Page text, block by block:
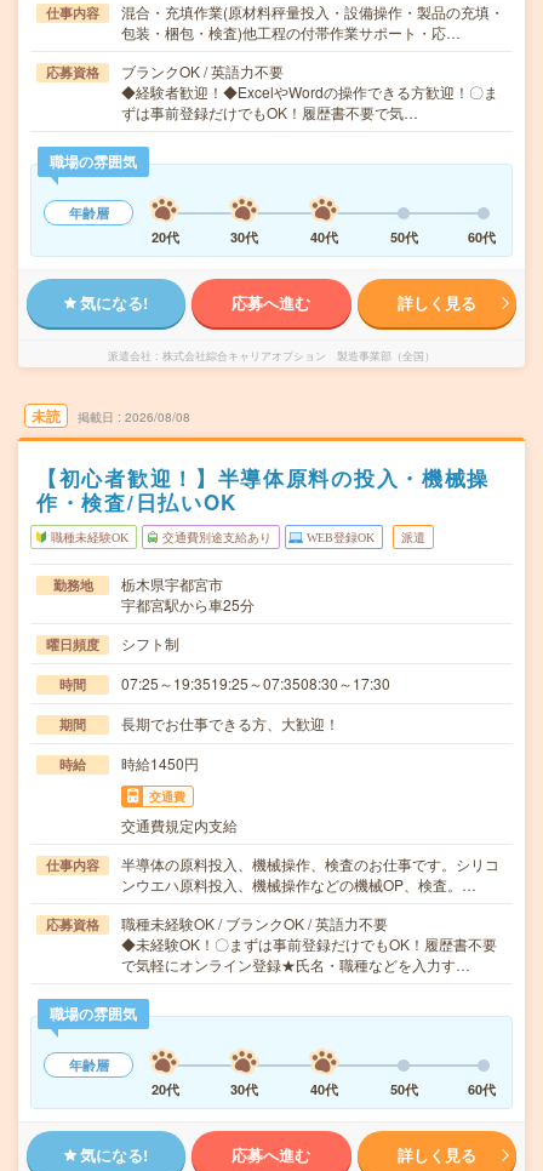
仕事内容
混合・充填作業(原材料秤量投入・設備操作・製品の充填・
包装・梱包・検査)他工程の付帯作業サポート・応…
応募資格
ブランクOK / 英語力不要
◆経験者歓迎！◆ExcelやWordの操作できる方歓迎！〇ま
ずは事前登録だけでもOK！履歴書不要で気…
職場の雰囲気
年齢層
20代
30代 40代 50代 60代
気になる! 応募へ進む 詳しく見る
派遣会社 株式会社綜合キャリアオプション 製造事業部（全国）
未読 掲載日 2026/08/08
【初心者歓迎！】半導体原料の投入・機械操
作・検査/日払いOK
職種未経験OK 交通費別途支給あり WEB登録OK 派遣
勤務地
栃木県宇都宮市
宇都宮駅から車25分
曜日頻度 シフト制
時間 07:25～19:3519:25～07:3508:30～17:30
期間 長期でお仕事できる方、大歓迎！
時給 時給1450円
交通費
交通費規定内支給
仕事内容
半導体の原料投入、機械操作、検査のお仕事です。シリコ
ンウエハ原料投入、機械操作などの機械OP、検査。…
応募資格
職種未経験OK / ブランクOK / 英語力不要
◆未経験OK！〇まずは事前登録だけでもOK！履歴書不要
で気軽にオンライン登録★氏名・職種などを入力す…
職場の雰囲気
年齢層
20代
30代 40代 50代 60代
気になる! 応募へ進む 詳しく見る